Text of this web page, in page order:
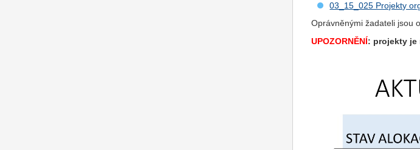
03_15_025 Projekty
Oprávněnými žadateli jsou
UPOZORNĚNÍ: projekty je